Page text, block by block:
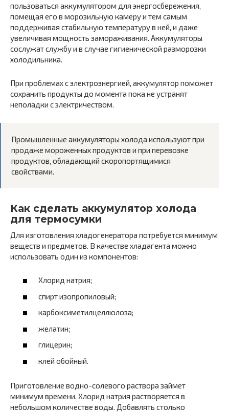
пользоваться аккумулятором для энергосбережения,
помещая его в морозильную камеру и тем самым
поддерживая стабильную температуру в ней, и даже
увеличивая мощность замораживания. Аккумуляторы
сослужат службу и в случае гигиенической разморозки
холодильника.
При проблемах с электроэнергией, аккумулятор поможет
сохранить продукты до момента пока не устранят
неполадки с электричеством.
Промышленные аккумуляторы холода используют при
продаже мороженных продуктов и при перевозке
продуктов, обладающий скоропортящимися
свойствами.
Как сделать аккумулятор холода
для термосумки
Для изготовления хладогенератора потребуется минимум
веществ и предметов. В качестве хладагента можно
использовать один из компонентов:
Хлорид натрия;
спирт изопропиловый;
карбоксиметилцеллюлоза;
желатин;
глицерин;
клей обойный.
Приготовление водно-солевого раствора займет
минимум времени. Хлорид натрия растворяется в
небольшом количестве воды. Добавлять столько